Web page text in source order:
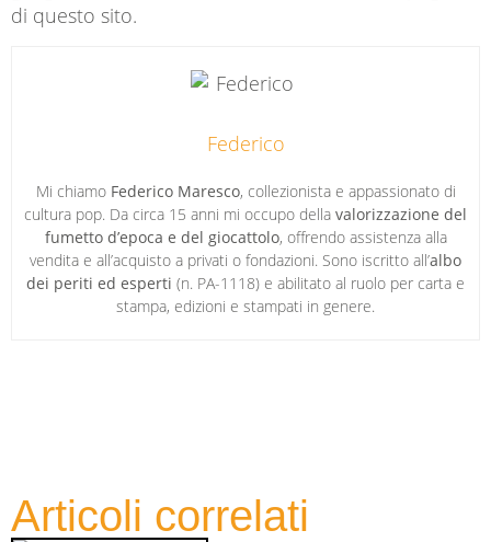
di questo sito.
Federico
Mi chiamo Federico Maresco, collezionista e appassionato di
cultura pop. Da circa 15 anni mi occupo della valorizzazione del
fumetto d’epoca e del giocattolo, offrendo assistenza alla
vendita e all’acquisto a privati o fondazioni. Sono iscritto all’albo
dei periti ed esperti (n. PA-1118) e abilitato al ruolo per carta e
stampa, edizioni e stampati in genere.
Articoli correlati